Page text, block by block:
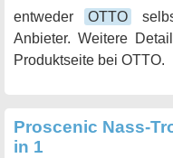
entweder
OTTO
Anbieter. Weitere
Produktseite bei OTTO.
Proscenic Nass-
in 1